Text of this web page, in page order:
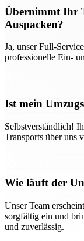
Übernimmt Ihr
Auspacken?
Ja, unser Full-
professionelle Ein-
Ist mein
Selbstverständlich!
Transports über uns
Wie läuft der
Unser Team
sorgfältig ein und
und zuverlässig.